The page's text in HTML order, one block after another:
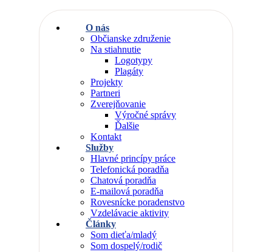
O nás
Občianske združenie
Na stiahnutie
Logotypy
Plagáty
Projekty
Partneri
Zverejňovanie
Výročné správy
Ďalšie
Kontakt
Služby
Hlavné princípy práce
Telefonická poradňa
Chatová poradňa
E-mailová poradňa
Rovesnícke poradenstvo
Vzdelávacie aktivity
Články
Som dieťa/mladý
Som dospelý/rodič